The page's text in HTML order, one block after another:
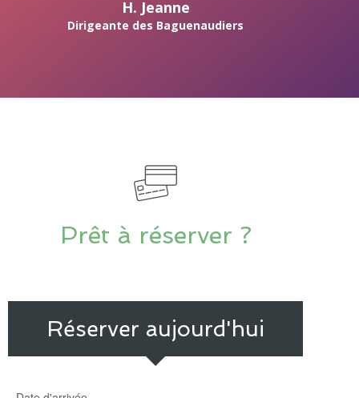
H. Jeanne
Dirigeante des Baguenaudiers
Prêt à réserver ?
Réserver aujourd'hui